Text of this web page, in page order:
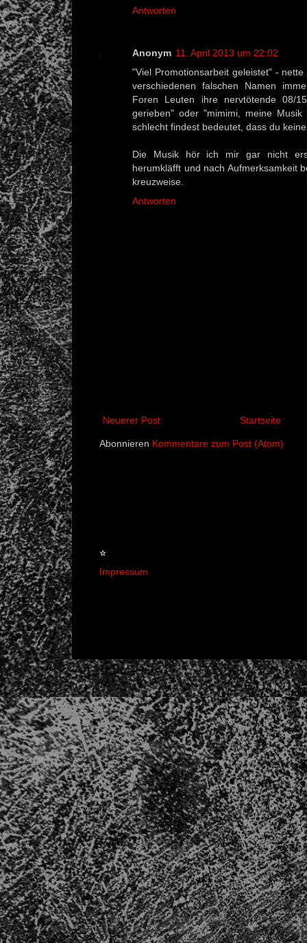
Antworten
Anonym 11. April 2013 um 22:02
"Viel Promotionsarbeit geleistet" -
verschiedenen falschen Namen
Foren Leuten ihre nervtötende 08/
gerieben" oder "mimimi, meine
schlecht findest bedeutet, dass du
Die Musik hör ich mir gar nicht
herumkläfft und nach Aufmerksamkeit
kreuzweise.
Antworten
Neuerer Post Startseite
Abonnieren Kommentare zum Post (Atom)
☆
Impressum